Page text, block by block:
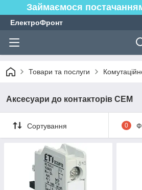
Займаємося
ЕлектроФронт
Товари та послуги
Аксесуари до контакторів СЕМ
Сортування 0